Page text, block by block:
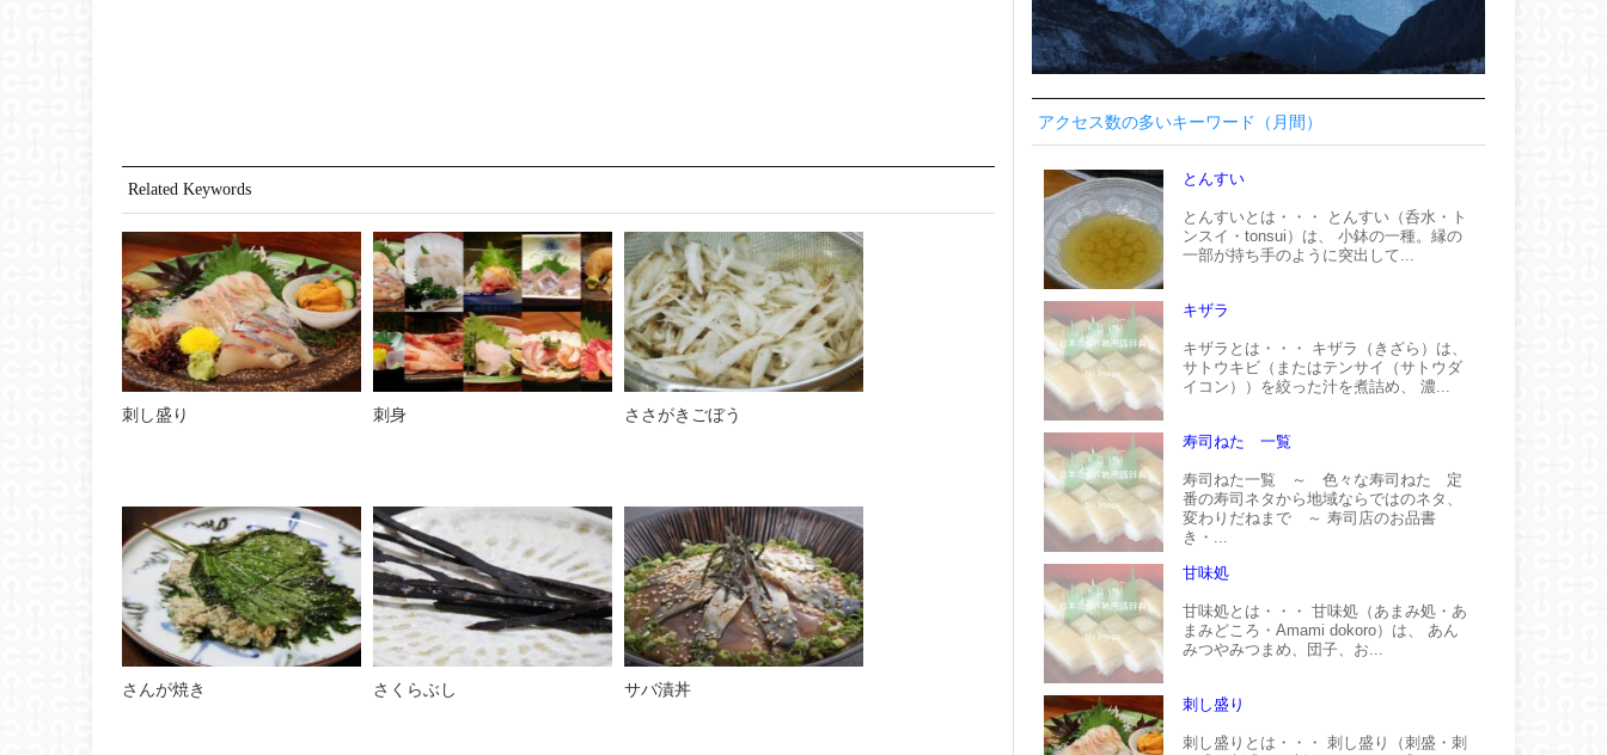
Related Keywords
刺し盛り 刺身 ささがきごぼう
さんが焼き さくらぶし サバ漬丼
アクセス数の多いキーワード（月間）
とんすい
とんすいとは・・・ とんすい（呑水・ト
ンスイ・tonsui）は、 小鉢の一種。縁の
一部が持ち手のように突出して...
キザラ
キザラとは・・・ キザラ（きざら）は、
サトウキビ（またはテンサイ（サトウダ
イコン））を絞った汁を煮詰め、 濃...
寿司ねた 一覧
寿司ねた一覧 ～ 色々な寿司ねた 定
番の寿司ネタから地域ならではのネタ、
変わりだねまで ～ 寿司店のお品書
き・...
甘味処
甘味処とは・・・ 甘味処（あまみ処・あ
まみどころ・Amami dokoro）は、 あん
みつやみつまめ、団子、お...
刺し盛り
刺し盛りとは・・・ 刺し盛り（刺盛・刺